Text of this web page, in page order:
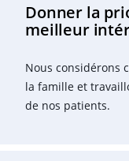
Donner la
meilleur
Nous considérons
la famille et
de nos patients.